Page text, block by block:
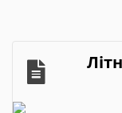
щоб студенти
та актуальні
субвенції в